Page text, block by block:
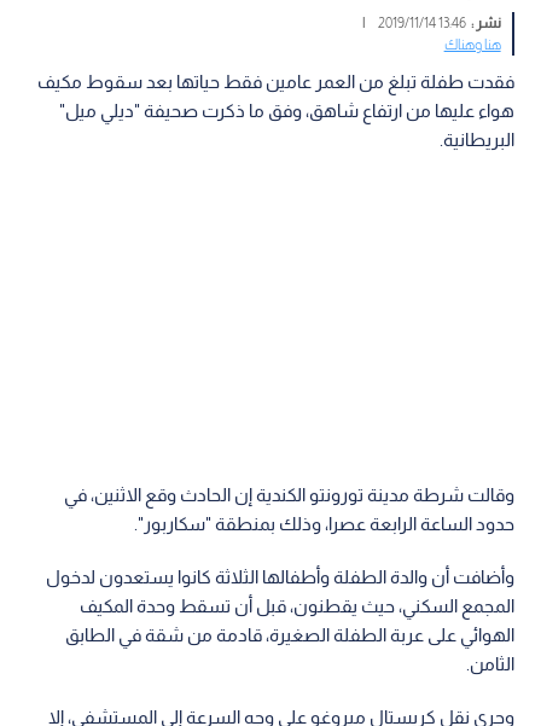
نشر :13:46 2019/11/14
|
هنا وهناك
فقدت طفلة تبلغ من العمر عامين فقط حياتها بعد سقوط مكيف
هواء عليها من ارتفاع شاهق، وفق ما ذكرت صحيفة "ديلي ميل"
البريطانية.
وقالت شرطة مدينة تورونتو الكندية إن الحادث وقع الاثنين، في
حدود الساعة الرابعة عصرا، وذلك بمنطقة "سكاربور".
وأضافت أن والدة الطفلة وأطفالها الثلاثة كانوا يستعدون لدخول
المجمع السكني، حيث يقطنون، قبل أن تسقط وحدة المكيف
الهوائي على عربة الطفلة الصغيرة، قادمة من شقة في الطابق
الثامن.
وجرى نقل كريستال ميروغو على وجه السرعة إلى المستشفى، إلا